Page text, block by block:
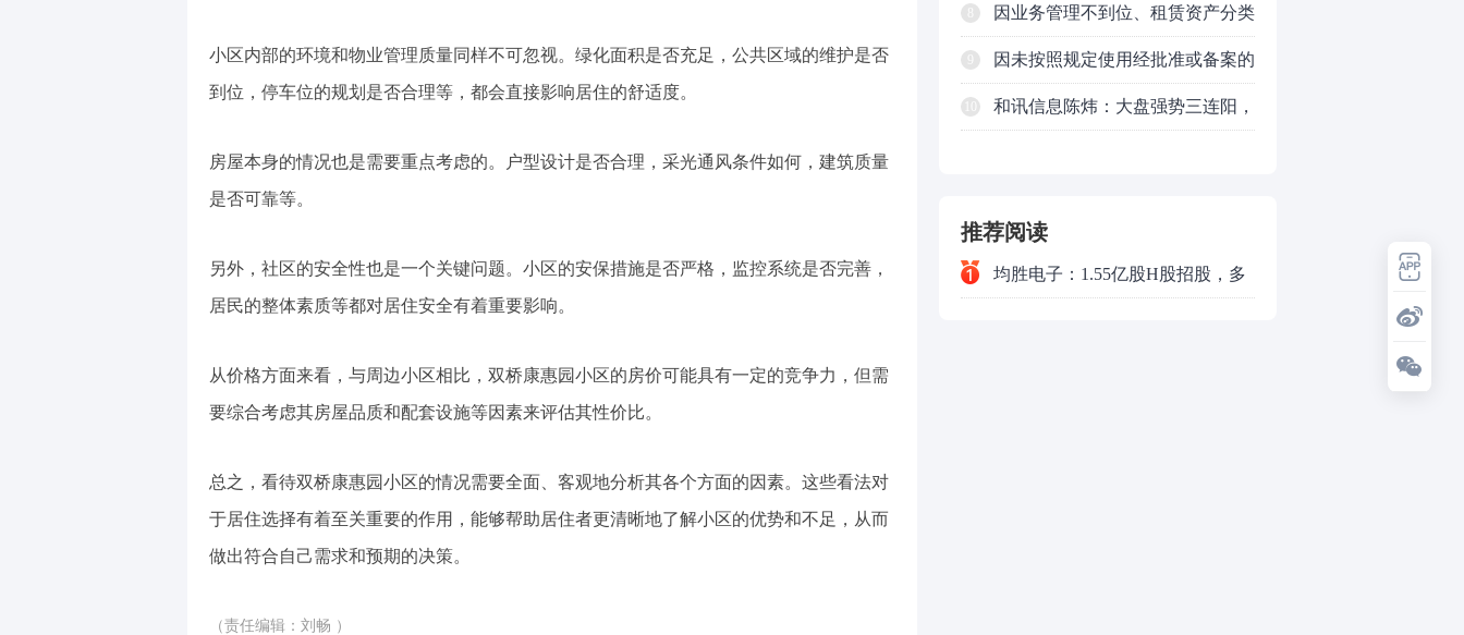
小区内部的环境和物业管理质量同样不可忽视。绿化面积是否充足，公共区域的维护是否
到位，停车位的规划是否合理等，都会直接影响居住的舒适度。
房屋本身的情况也是需要重点考虑的。户型设计是否合理，采光通风条件如何，建筑质量
是否可靠等。
另外，社区的安全性也是一个关键问题。小区的安保措施是否严格，监控系统是否完善，
居民的整体素质等都对居住安全有着重要影响。
从价格方面来看，与周边小区相比，双桥康惠园小区的房价可能具有一定的竞争力，但需
要综合考虑其房屋品质和配套设施等因素来评估其性价比。
总之，看待双桥康惠园小区的情况需要全面、客观地分析其各个方面的因素。这些看法对
于居住选择有着至关重要的作用，能够帮助居住者更清晰地了解小区的优势和不足，从而
做出符合自己需求和预期的决策。
（责任编辑：刘畅 ）
何搭上AI光模块快车？
涨超1%，突破多空通道
因业务管理不到位、租赁资产分类
不准确、数据质量管理不到位，时
任中车金融租赁有限公司业务二部
因未按照规定使用经批准或备案的
保险费率，给予投保人、被保险人
保险业务，英大泰和财产保险股份
有限公司天津分公司被警告并处罚
和讯信息陈炜：大盘强势三连阳，
推荐阅读
均胜电子：1.55亿股H股招股，多